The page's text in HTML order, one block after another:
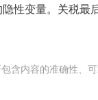
性变量。关税最
含内容的准确性、